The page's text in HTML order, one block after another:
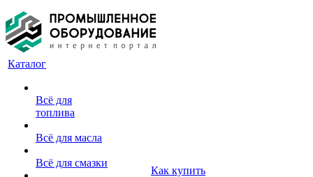
Каталог
Всё для
топлива
Всё для масла
Всё для смазки
Как купить